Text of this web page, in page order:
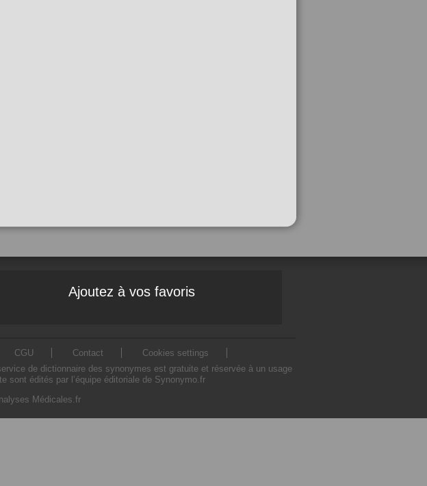
Ajoutez à vos favoris
CGU Contact
Cookies settings
de dictionnaire des synonymes est gratuite et réservée à un usage
sont édités par l’équipe éditoriale de Synonymo.fr
Médicales.fr